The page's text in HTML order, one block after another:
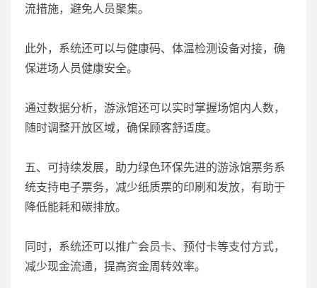
流措施，避免人员聚集。
此外，系统还可以与健康码、体温检测设备对接，确
保进场人员健康安全。
通过数据分析，游泳馆还可以实时掌握场馆内人数，
随时调整开放区域，确保顾客舒适度。
五、可持续发展，助力绿色环保先进的游泳馆票务系
统支持电子票务，减少纸质票的印刷和发放，有助于
降低能耗和碳排放。
同时，系统还可以推广会员卡、预付卡等支付方式，
减少现金流通，提高资金周转效率。